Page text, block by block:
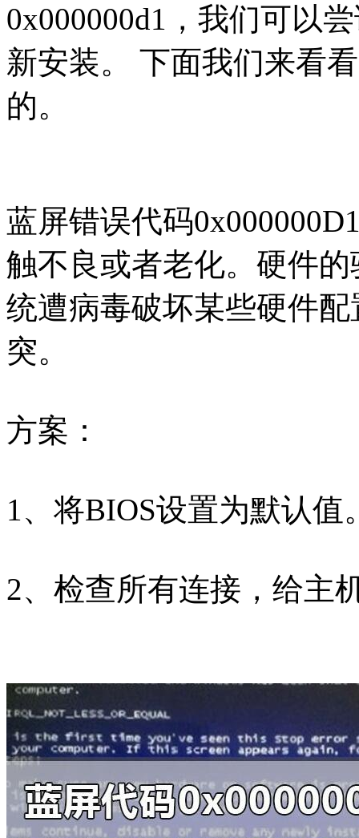
0x000000d1，我们可以
新安装。 下面我们来看
的。
蓝屏错误代码
触不良或者老化。硬件
统遭病毒破坏某些硬件
突。
方案：
1、将BIOS设置为默认值
2、检查所有连接，给主